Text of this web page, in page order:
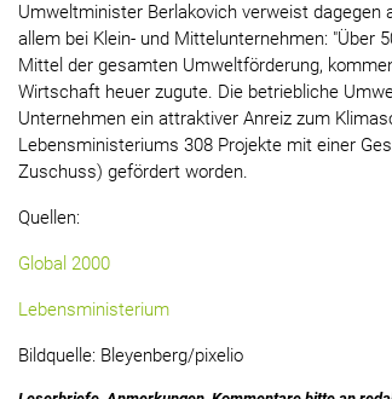
Umweltminister Berlakovich verweist
allem bei Klein- und Mittelunternehmen: "Über
Mittel der gesamten Umweltförderung,
Wirtschaft heuer zugute. Die betriebliche
Unternehmen ein attraktiver Anreiz zum
Lebensministeriums 308 Projekte mit einer
Zuschuss) gefördert worden.
Quellen:
Global 2000
Lebensministerium
Bildquelle: Bleyenberg/pixelio